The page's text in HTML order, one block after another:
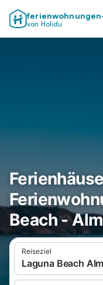
von Holidu
Beach -
Reiseziel
Laguna Beach